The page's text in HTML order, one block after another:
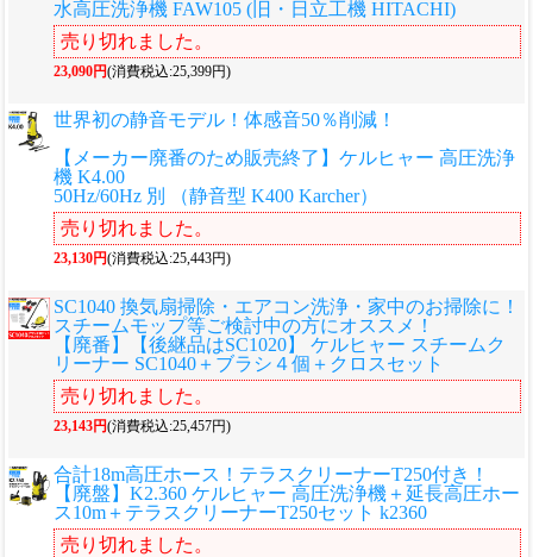
水高圧洗浄機 FAW105 (旧・日立工機 HITACHI)
売り切れました。
23,090円(消費税込:25,399円)
世界初の静音モデル！体感音50％削減！
【メーカー廃番のため販売終了】ケルヒャー 高圧洗浄
機 K4.00
50Hz/60Hz 別 （静音型 K400 Karcher）
売り切れました。
23,130円(消費税込:25,443円)
SC1040 換気扇掃除・エアコン洗浄・家中のお掃除に！
スチームモップ等ご検討中の方にオススメ！
【廃番】【後継品はSC1020】 ケルヒャー スチームク
リーナー SC1040＋ブラシ４個＋クロスセット
売り切れました。
23,143円(消費税込:25,457円)
合計18m高圧ホース！テラスクリーナーT250付き！
【廃盤】K2.360 ケルヒャー 高圧洗浄機＋延長高圧ホー
ス10m＋テラスクリーナーT250セット k2360
売り切れました。